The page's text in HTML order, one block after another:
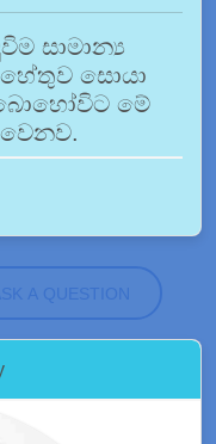
සාමාන්‍ය
සොයා
මේ
වෙනව.
A QUESTION